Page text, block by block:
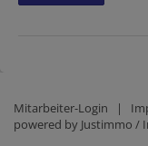
Mitarbeiter-Login |
powered by Justimmo /